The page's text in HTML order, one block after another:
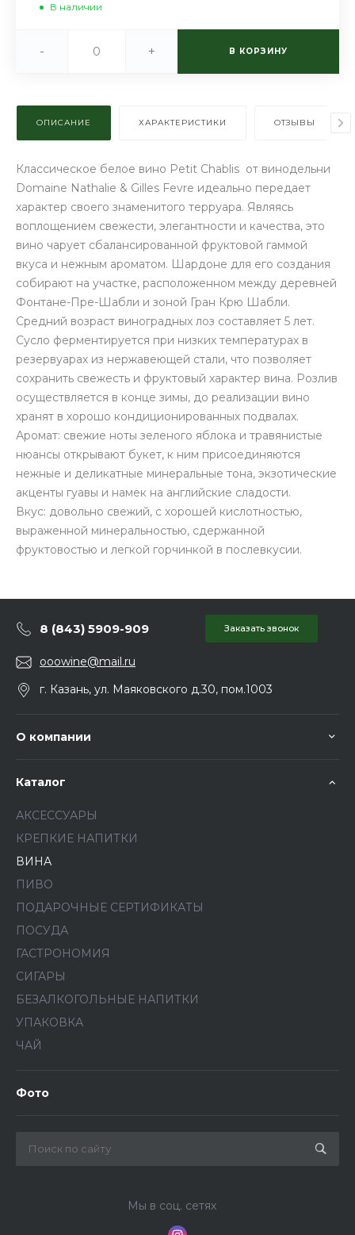
В наличии
- + В КОРЗИНУ
ОПИСАНИЕ ХАРАКТЕРИСТИКИ ОТЗЫВЫ
Классическое белое вино Petit Chablis от винодельни
Domaine Nathalie & Gilles Fevre идеально передает
характер своего знаменитого терруара. Являясь
воплощением свежести, элегантности и качества, это
вино чарует сбалансированной фруктовой гаммой
вкуса и нежным ароматом. Шардоне для его создания
собирают на участке, расположенном между деревней
Фонтане-Пре-Шабли и зоной Гран Крю Шабли.
Средний возраст виноградных лоз составляет 5 лет.
Сусло ферментируется при низких температурах в
резервуарах из нержавеющей стали, что позволяет
сохранить свежесть и фруктовый характер вина. Розлив
осуществляется в конце зимы, до реализации вино
хранят в хорошо кондиционированных подвалах.
Аромат: свежие ноты зеленого яблока и травянистые
нюансы открывают букет, к ним присоединяются
нежные и деликатные минеральные тона, экзотические
акценты гуавы и намек на английские сладости.
Вкус: довольно свежий, с хорошей кислотностью,
выраженной минеральностью, сдержанной
фруктовостью и легкой горчинкой в послевкусии.
8 (843) 5909-909 Заказать звонок
ooowine@mail.ru
г. Казань, ул. Маяковского д.30, пом.1003
О компании
Каталог
АКСЕССУАРЫ
КРЕПКИЕ НАПИТКИ
ВИНА
ПИВО
ПОДАРОЧНЫЕ СЕРТИФИКАТЫ
ПОСУДА
ГАСТРОНОМИЯ
СИГАРЫ
БЕЗАЛКОГОЛЬНЫЕ НАПИТКИ
УПАКОВКА
ЧАЙ
Фото
Мы в соц. сетях